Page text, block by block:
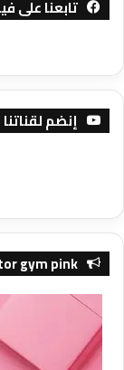
تابعنا على
إنضم لقناتنا
gym pink